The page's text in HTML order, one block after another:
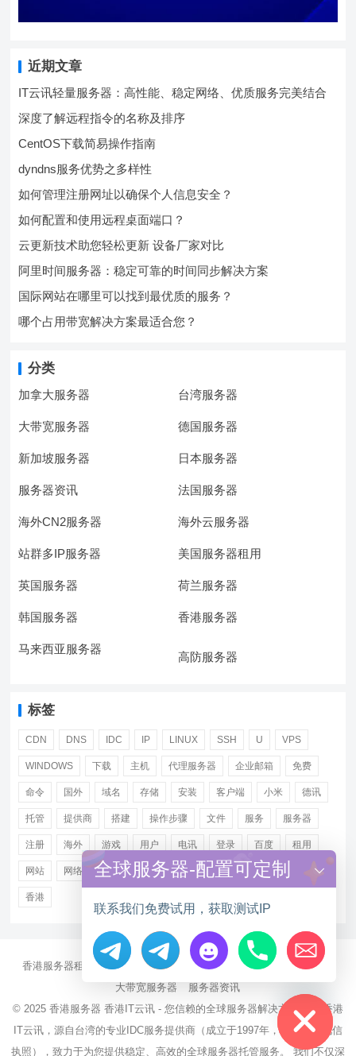
近期文章
IT云讯轻量服务器：高性能、稳定网络、优质服务完美结合
深度了解远程指令的名称及排序
CentOS下载简易操作指南
dyndns服务优势之多样性
如何管理注册网址以确保个人信息安全？
如何配置和使用远程桌面端口？
云更新技术助您轻松更新 设备厂家对比
阿里时间服务器：稳定可靠的时间同步解决方案
国际网站在哪里可以找到最优质的服务？
哪个占用带宽解决方案最适合您？
分类
加拿大服务器 台湾服务器
大带宽服务器 德国服务器
新加坡服务器 日本服务器
服务器资讯 法国服务器
海外CN2服务器 海外云服务器
站群多IP服务器 美国服务器租用
英国服务器 荷兰服务器
韩国服务器 香港服务器
马来西亚服务器
高防服务器
标签
CDN DNS IDC IP LINUX SSH U VPS
WINDOWS 下载 主机 代理服务器 企业邮箱 免费
命令 国外 域名 存储 安装 客户端 小米 德讯
托管 提供商 搭建 操作步骤 文件 服务 服务器
注册 海外 游戏 用户 电讯 登录 百度 租用
网站 网络 腾讯 虚拟主机 证书 配置 阿里
香港
香港服务器租用 海外CN2服务器 站群多IP服务器
海外云服务器
大带宽服务器
服务器资讯
© 2025 香港服务器 香港IT云讯 - 您信赖的全球服务器解决方案伙伴 香港
IT云讯，源自台湾的专业IDC服务提供商（成立于1997年，持有NCC电信
执照），致力于为您提供稳定、高效的全球服务器托管服务。 我们不仅深
Hide chaty
全球服务器-配置可定制
联系我们免费试用，获取测试IP